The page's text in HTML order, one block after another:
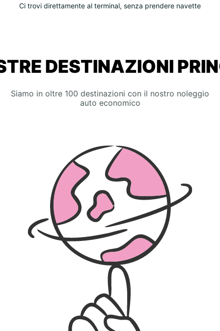
Ci trovi direttamente al terminal, senza prendere navette
DESTINAZIONI
Siamo in oltre 100 destinazioni con il nostro noleggio
auto economico